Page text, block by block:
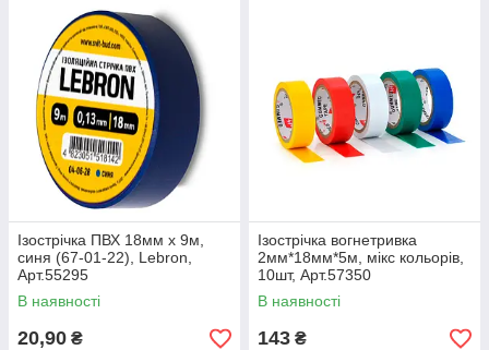
Ізострічка ПВХ 18мм х 9м,
синя (67-01-22), Lebron,
Арт.55295
В наявності
20,90 ₴
Ізострічка вогнетривка
2мм*18мм*5м, мікс кольорів,
10шт, Арт.57350
В наявності
143 ₴